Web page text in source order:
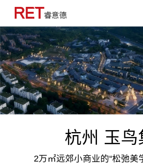
杭州 玉鸟
2万㎡远郊小商业的“松弛美